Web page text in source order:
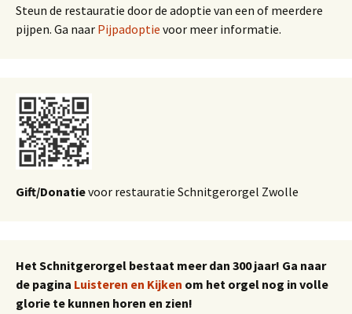
Steun de restauratie door de adoptie van een of meerdere
pijpen. Ga naar Pijpadoptie voor meer informatie.
Gift/Donatievoor restauratie Schnitgerorgel Zwolle
Het Schnitgerorgel bestaat meer dan 300 jaar! Ga naar
de pagina Luisteren en Kijken om het orgel nog in volle
glorie te kunnen horen en zien!